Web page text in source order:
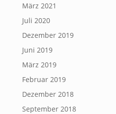
März 2021
Juli 2020
Dezember 2019
Juni 2019
März 2019
Februar 2019
Dezember 2018
September 2018